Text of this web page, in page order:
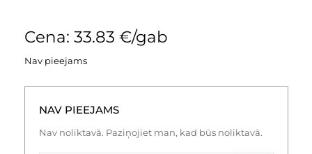
Cena: 33.83 €/gab
Nav pieejams
NAV PIEEJAMS
Nav noliktavā. Paziņojiet man, kad būs noliktavā.